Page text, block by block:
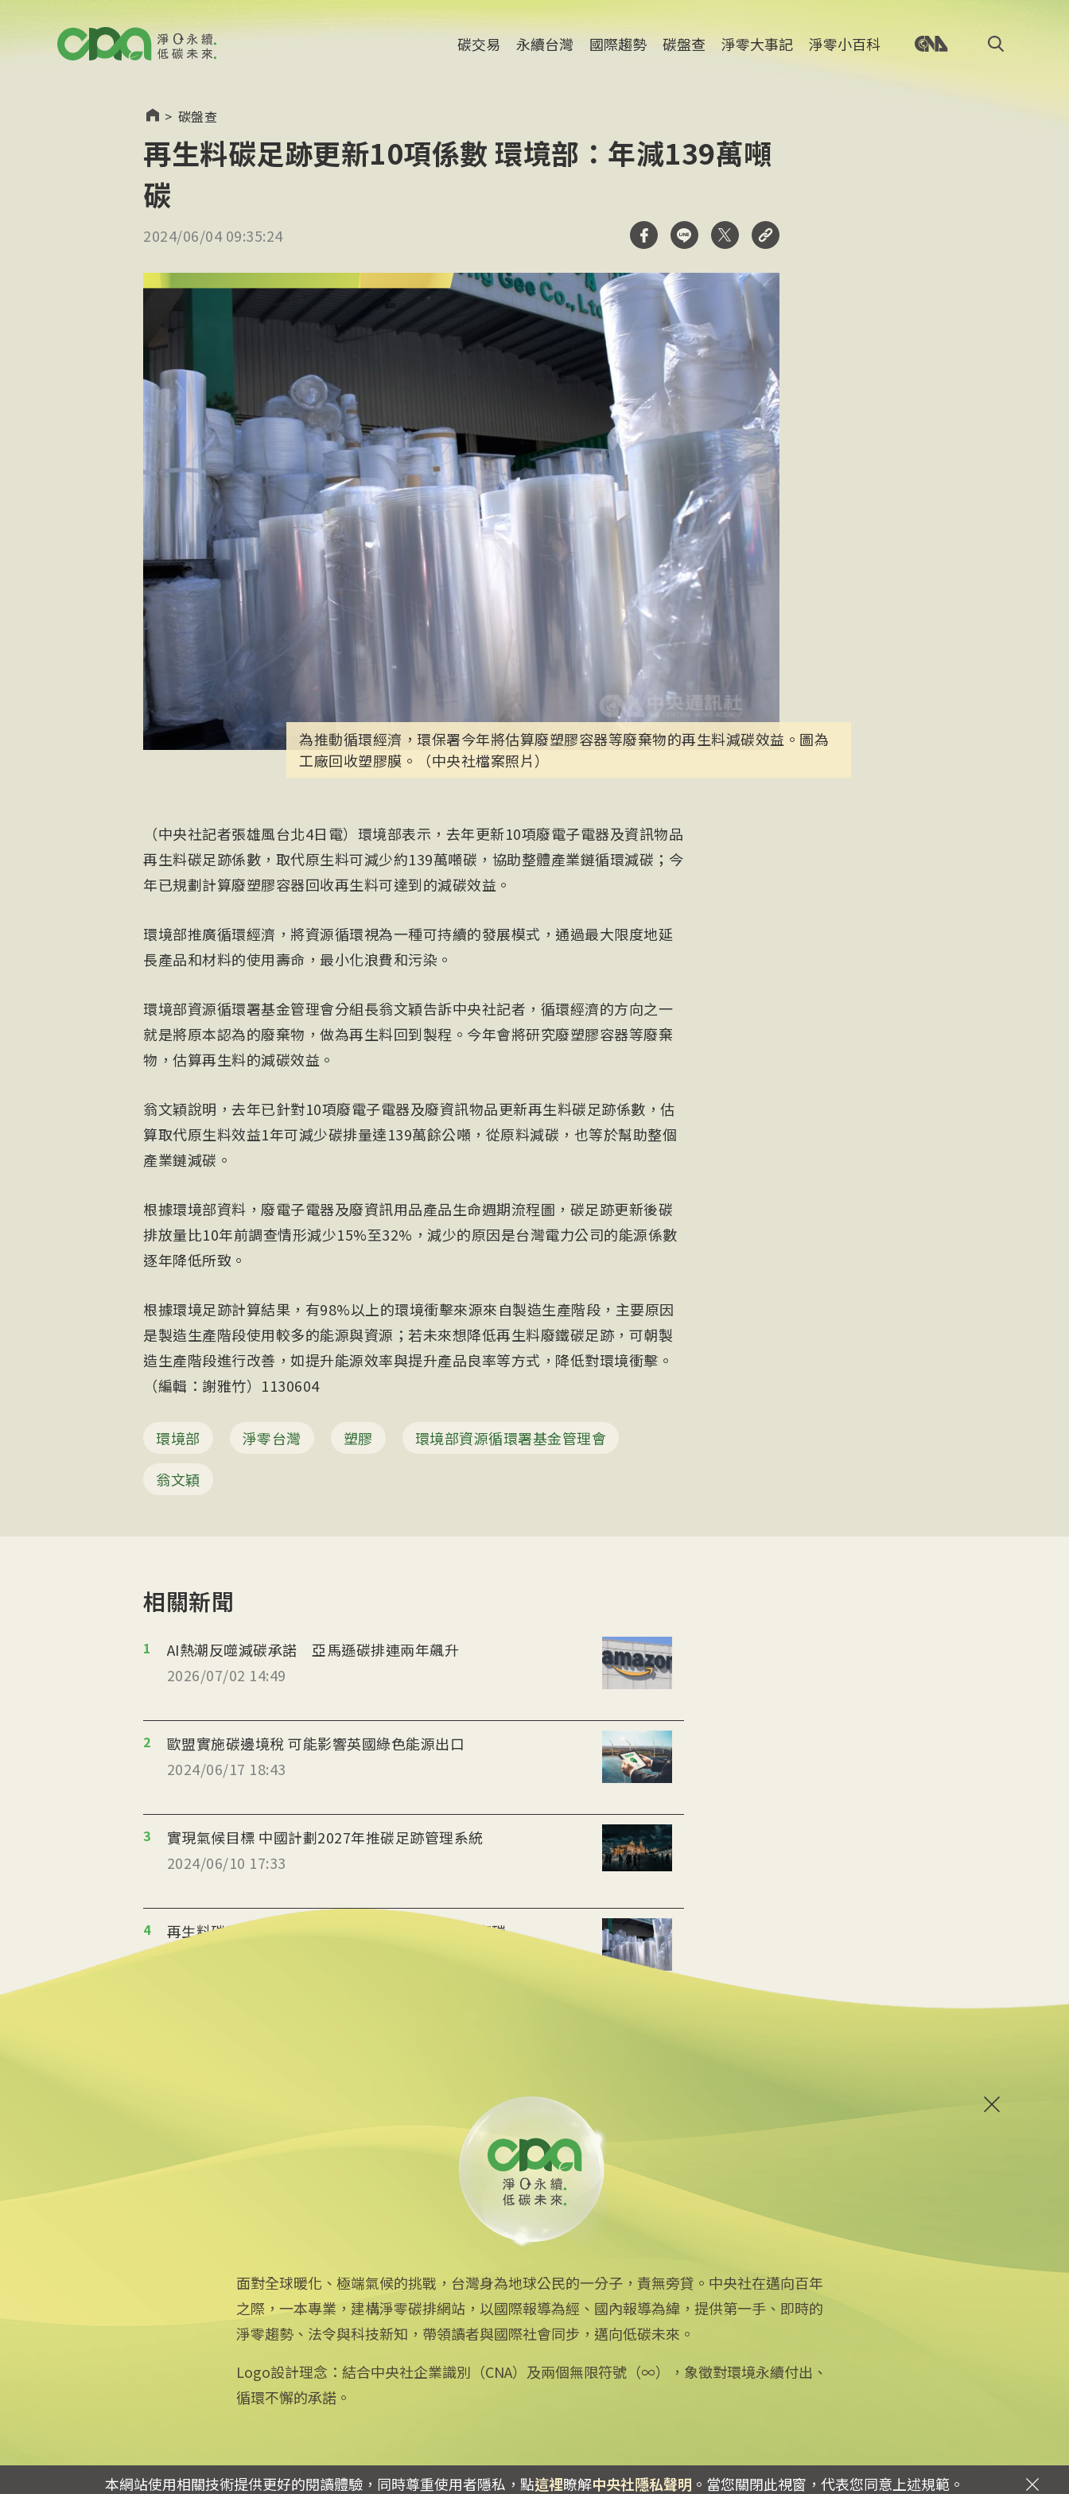
碳交易 永續台灣 國際趨勢 碳盤查 淨零大事記 淨零小百科
> 碳盤查
再生料碳足跡更新10項係數 環境部：年減139萬噸
碳
2024/06/04 09:35:24
為推動循環經濟，環保署今年將估算廢塑膠容器等廢棄物的再生料減碳效益。圖為
工廠回收塑膠膜。（中央社檔案照片）
（中央社記者張雄風台北4日電）環境部表示，去年更新10項廢電子電器及資訊物品
再生料碳足跡係數，取代原生料可減少約139萬噸碳，協助整體產業鏈循環減碳；今
年已規劃計算廢塑膠容器回收再生料可達到的減碳效益。
環境部推廣循環經濟，將資源循環視為一種可持續的發展模式，通過最大限度地延
長產品和材料的使用壽命，最小化浪費和污染。
環境部資源循環署基金管理會分組長翁文穎告訴中央社記者，循環經濟的方向之一
就是將原本認為的廢棄物，做為再生料回到製程。今年會將研究廢塑膠容器等廢棄
物，估算再生料的減碳效益。
翁文穎說明，去年已針對10項廢電子電器及廢資訊物品更新再生料碳足跡係數，估
算取代原生料效益1年可減少碳排量達139萬餘公噸，從原料減碳，也等於幫助整個
產業鏈減碳。
根據環境部資料，廢電子電器及廢資訊用品產品生命週期流程圖，碳足跡更新後碳
排放量比10年前調查情形減少15%至32%，減少的原因是台灣電力公司的能源係數
逐年降低所致。
根據環境足跡計算結果，有98%以上的環境衝擊來源來自製造生產階段，主要原因
是製造生產階段使用較多的能源與資源；若未來想降低再生料廢鐵碳足跡，可朝製
造生產階段進行改善，如提升能源效率與提升產品良率等方式，降低對環境衝擊。
（編輯：謝雅竹）1130604
環境部 淨零台灣 塑膠
環境部資源循環署基金管理會
翁文穎
相關新聞
1
AI熱潮反噬減碳承諾 亞馬遜碳排連兩年飆升
2026/07/02 14:49
2
歐盟實施碳邊境稅 可能影響英國綠色能源出口
2024/06/17 18:43
3
實現氣候目標 中國計劃2027年推碳足跡管理系統
2024/06/10 17:33
4
再生料碳足跡更新10項係數 環境部：年減139萬噸碳
聯合國專家：不應對碳捕捉與封存賦予過高期待
2024/05/09 14:58
Focus Taiwan
フォーカス台湾
iOS app 下載
Android app 下載
面對全球暖化、極端氣候的挑戰，台灣身為地球公民的一分子，責無旁貸。中央社在邁向百年
之際，一本專業，建構淨零碳排網站，以國際報導為經、國內報導為緯，提供第一手、即時的
淨零趨勢、法令與科技新知，帶領讀者與國際社會同步，邁向低碳未來。
Logo設計理念：結合中央社企業識別（CNA）及兩個無限符號（∞），象徵對環境永續付出、
循環不懈的承諾。
本網站使用相關技術提供更好的閱讀體驗，同時尊重使用者隱私，點這裡瞭解中央社隱私聲明 。當您關閉此視窗，代表您同意上述規範。